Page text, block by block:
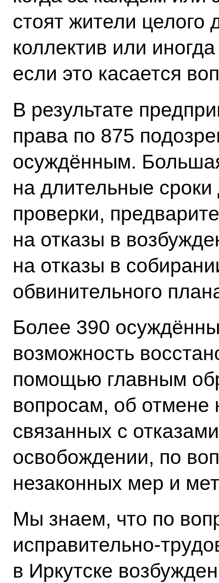
стоят жители
коллектив или
если это касается
В результате
права по 875
осуждённым.
на длительные
проверки,
на отказы в
на отказы в
обвинительного
Более 390
возможность
помощью главным
вопросам, об
связанных с
освобождении, по
незаконных мер и
Мы знаем, что по
исправительно-
в Иркутске